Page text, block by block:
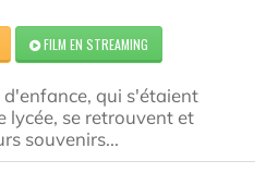
FILM EN STREAMING
d'enfance, qui s'étaient
lycée, se retrouvent et
souvenirs...